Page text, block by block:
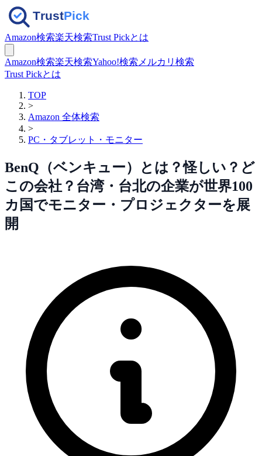
Amazon検索楽天検索Trust Pickとは
Amazon検索楽天検索Yahoo!検索 メルカリ検索
Trust Pickとは
TOP
>
Amazon 全体検索
>
PC・タブレット・モニター
BenQ（ベンキュー）とは？怪しい？ど
この会社？台湾・台北の企業が世界100
カ国でモニター・プロジェクターを展
開